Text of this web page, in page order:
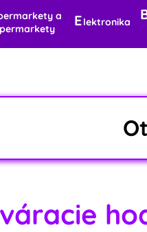
a
Elektronika